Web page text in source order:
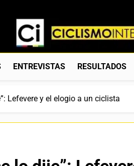
Ciclismo
Web Dedicada Al Ciclismo
ENTREVISTAS RESULTADOS
Lefevere y el elogio a un ciclista